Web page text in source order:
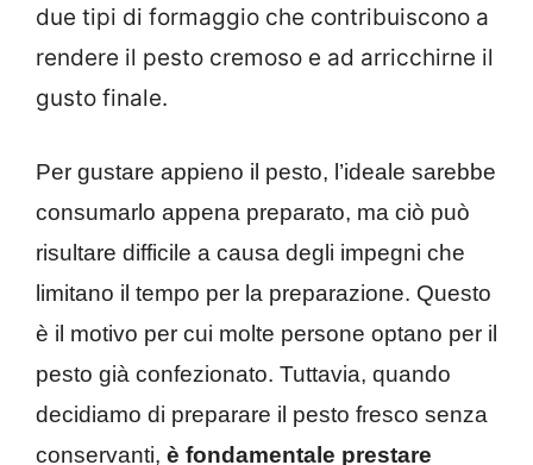
due tipi di formaggio che contribuiscono a
rendere il pesto cremoso e ad arricchirne il
gusto finale.
Per gustare appieno il pesto, l’ideale sarebbe
consumarlo appena preparato, ma ciò può
risultare difficile a causa degli impegni che
limitano il tempo per la preparazione. Questo
è il motivo per cui molte persone optano per il
pesto già confezionato. Tuttavia, quando
decidiamo di preparare il pesto fresco senza
conservanti, è fondamentale prestare